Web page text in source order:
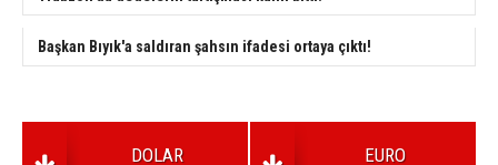
Başkan Bıyık'a saldıran şahsın ifadesi ortaya çıktı!
DOLAR EURO